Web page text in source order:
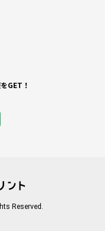
GET！
Reserved.